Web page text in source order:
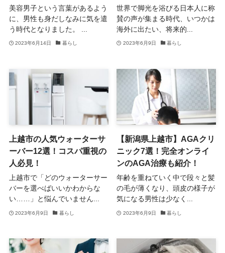
美容男子という言葉があるよう
に、男性も身だしなみに気を遣
う時代となりました。 ...
2023年6月14日 暮らし
世界で脚光を浴びる日本人に称
賛の声が集まる時代、いつかは
海外に出たい、将来的...
2023年6月9日 暮らし
上越市の人気ウォーターサ
ーバー12選！コスパ重視の
人必見！
上越市で「どのウォーターサー
バーを選べばいいかわからな
い……」と悩んでいません...
2023年6月9日 暮らし
【新潟県上越市】AGAクリ
ニック7選！完全オンライ
ンのAGA治療も紹介！
年齢を重ねていく中で段々と髪
の毛が薄くなり、頭皮の様子が
気になる男性は少なく...
2023年6月9日 暮らし